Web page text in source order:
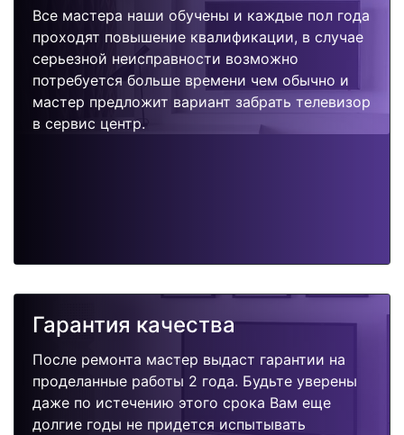
Все мастера наши обучены и каждые пол года
проходят повышение квалификации, в случае
серьезной неисправности возможно
потребуется больше времени чем обычно и
мастер предложит вариант забрать телевизор
в сервис центр.
Гарантия качества
После ремонта мастер выдаст гарантии на
проделанные работы 2 года. Будьте уверены
даже по истечению этого срока Вам еще
долгие годы не придется испытывать